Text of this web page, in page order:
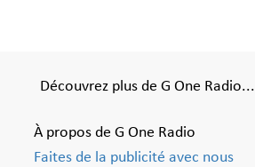
Découvrez plus de G One Radio...
À propos de G One Radio
Faites de la publicité avec nous